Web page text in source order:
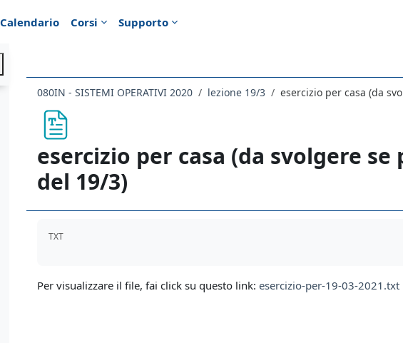
Calendario Corsi Supporto
080IN - SISTEMI OPERATIVI 2020 lezione 19/3 esercizio per casa (da
esercizio per casa (da svolgere
del 19/3)
TXT
Per visualizzare il file, fai click su questo link: esercizio-per-19-03-2021.txt